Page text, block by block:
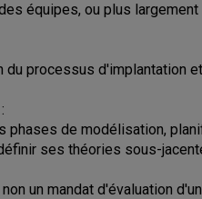
équipes, ou plus
du processus d'implantation
phases de modélisation,
ses théories sous-
un mandat d'évaluation